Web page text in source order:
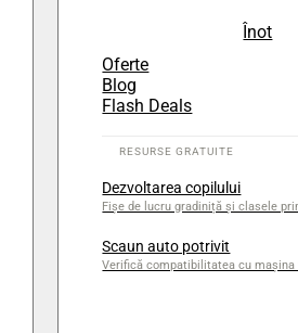
Înot
Oferte
Blog
Flash Deals
Dezvoltarea copilului
Fișe de lucru gradiniță și clasele
Scaun auto potrivit
Verifică compatibilitatea cu mașina